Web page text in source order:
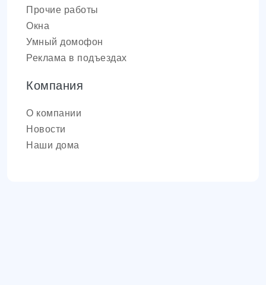
Прочие работы
Окна
Умный домофон
Реклама в подъездах
Компания
О компании
Новости
Наши дома